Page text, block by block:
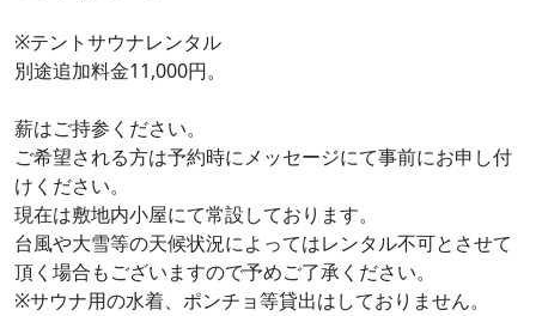
※テントサウナレンタル
別途追加料金11,000円。
薪はご持参ください。
ご希望される方は予約時にメッセージにて事前にお申し付
けください。
現在は敷地内小屋にて常設しております。
台風や大雪等の天候状況によってはレンタル不可とさせて
頂く場合もございますので予めご了承ください。
※サウナ用の水着、ポンチョ等貸出はしておりません。